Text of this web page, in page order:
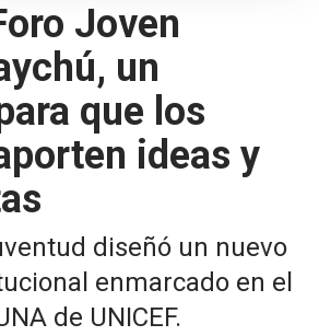
Joven
un
que los
ideas y
diseñó un nuevo
enmarcado en el
de UNICEF.